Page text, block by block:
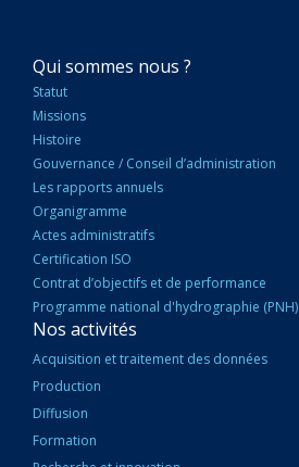
NAVIGATION
PRINCIPALE
Qui sommes nous ?
Statut
Missions
Histoire
Gouvernance / Conseil d’administration
Les rapports annuels
Organigramme
Actes administratifs
Certification ISO
Contrat d’objectifs et de performance
Programme national d'hydrographie (PNH)
Nos activités
Acquisition et traitement des données
Production
Diffusion
Formation